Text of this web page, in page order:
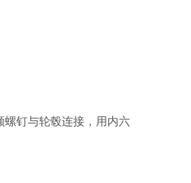
螺钉与轮毂连接，用内六